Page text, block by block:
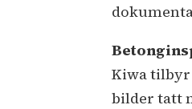
Kiwa tilbyr
bilder tatt